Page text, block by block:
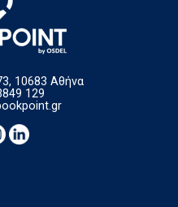
10683 Αθήνα
129